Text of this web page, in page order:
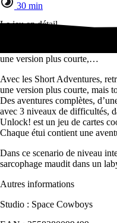
30 min
Le jeu en détail
Avec les Short Adventures,
une version plus courte,…
Avec les Short Adventures,
une version plus courte, mais
Des aventures complètes,
avec 3 niveaux de difficultés,
Unlock! est un jeu de cartes
Chaque étui contient une
Dans ce scenario de niveau
sarcophage maudit dans un
Autres informations
Studio : Space Cowboys